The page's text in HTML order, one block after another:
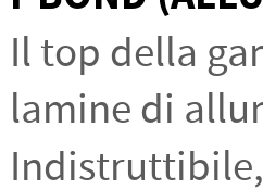
Il top della
lamine di